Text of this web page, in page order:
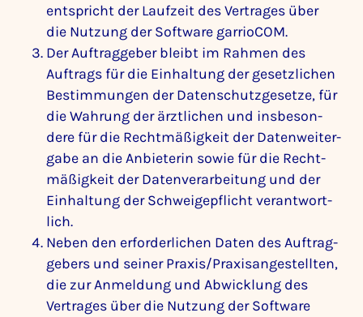
entspricht der Lauf­zeit des Vertrages über
die Nutzung der Soft­ware garrioCOM.
Der Auftrag­geber bleibt im Rahmen des
Auftrags für die Einhal­tung der gesetz­li­chen
Bestim­mungen der Daten­schutz­ge­setze, für
die Wahrung der ärzt­li­chen und insbe­son­
dere für die Recht­mä­ßig­keit der Daten­wei­ter­
gabe an die Anbie­terin sowie für die Recht­
mä­ßig­keit der Daten­ver­ar­bei­tung und der
Einhal­tung der Schwei­ge­pflicht verant­wort­
lich.
Neben den erfor­der­li­chen Daten des Auftrag­
ge­bers und seiner Praxis/Praxisangestellten,
die zur Anmel­dung und Abwick­lung des
Vertrages über die Nutzung der Soft­ware